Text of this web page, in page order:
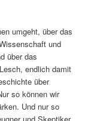
umgeht, über das
und
über das
endlich damit
über
so können wir
Und nur so
und Skeptiker